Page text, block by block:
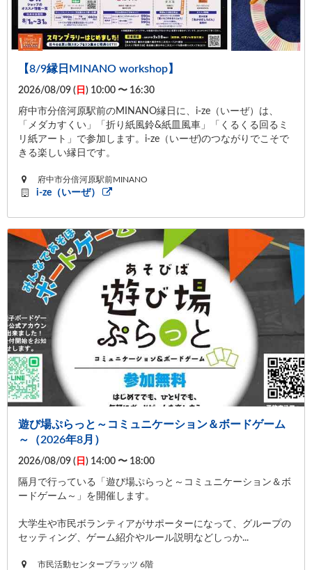
【8/9縁日MINANO workshop】
2026/08/09 ( 日 ) 10:00 〜 16:30
府中市分倍河原駅前のMINANO縁日に、i-ze（いーぜ）は、
「メダカすくい」「折り紙風鈴&紙皿風車」「くるくる回るミ
リ紙アート」で参加します。i-ze（いーぜ)のつながりでこそで
きる楽しい縁日です。
府中市分倍河原駅前MINANO
i-ze（いーぜ）
遊び場ぷらっと～コミュニケーション＆ボードゲーム
～（2026年8月）
2026/08/09 ( 日 ) 14:00 〜 18:00
隔月で行っている「遊び場ぷらっと～コミュニケーション＆ボ
ードゲーム～」を開催します。
大学生や市民ボランティアがサポーターになって、グループの
セッティング、ゲーム紹介やルール説明などしっか...
市民活動センタープラッツ 6階